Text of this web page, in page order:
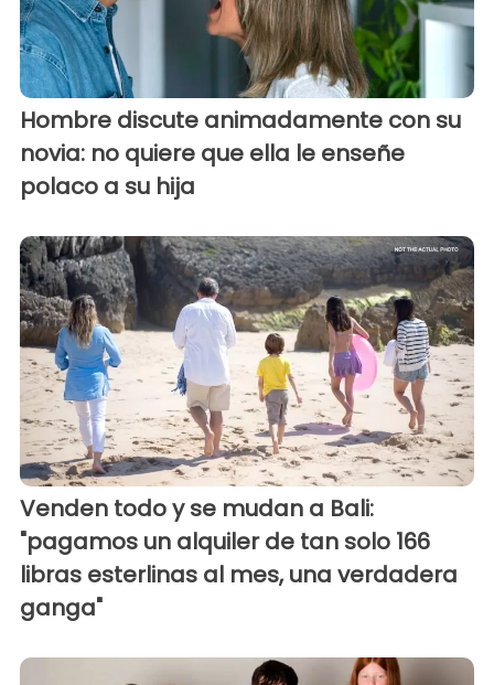
Hombre discute animadamente con su
novia: no quiere que ella le enseñe
polaco a su hija
Venden todo y se mudan a Bali:
"pagamos un alquiler de tan solo 166
libras esterlinas al mes, una verdadera
ganga"